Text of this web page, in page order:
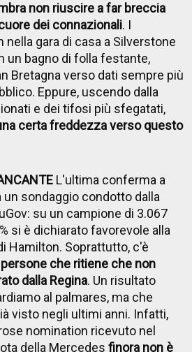
non riuscire a far breccia
dei connazionali. I
gara di casa a Silverstone
un bagno di folla festante,
Bretagna verso dati sempre più
Eppure, uscendo dalla
e dei tifosi più sfegatati,
certa freddezza verso questo
L'ultima conferma a
un sondaggio condotto dalla
su un campione di 3.067
si è dichiarato favorevole alla
Hamilton. Soprattutto, c'è
persone che ritiene che non
dalla Regina. Un risultato
al palmares, ma che
visto negli ultimi anni. Infatti,
nomination ricevuto nel
della Mercedesfinora non è